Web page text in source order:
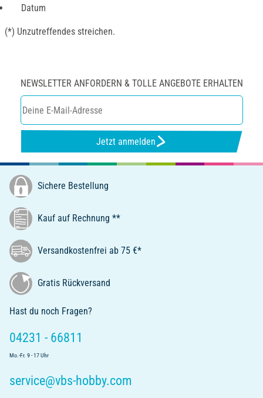
Datum
(*) Unzutreffendes streichen.
NEWSLETTER ANFORDERN & TOLLE ANGEBOTE ERHALTEN
Jetzt anmelden
Sichere Bestellung
Kauf auf Rechnung **
Versandkostenfrei ab 75 €*
Gratis Rückversand
Hast du noch Fragen?
04231 - 66811
Mo.-Fr. 9 - 17 Uhr
service@vbs-hobby.com